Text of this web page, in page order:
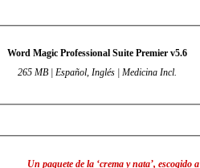
Word Magic Professional Suite Premier v5.6
265 MB | Español, Inglés | Medicina Incl.
Un paquete de la ‘crema y nata’, escogido